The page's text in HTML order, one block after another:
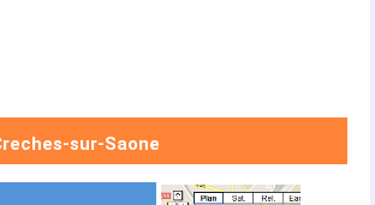
sur-Saone